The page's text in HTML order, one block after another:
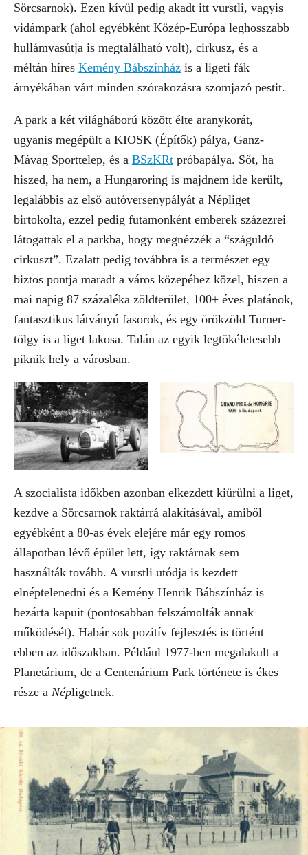
Sörcsarnok). Ezen kívül pedig akadt itt vurstli, vagyis
vidámpark (ahol egyébként Közép-Európa leghosszabb
hullámvasútja is megtalálható volt), cirkusz, és a
méltán híres Kemény Bábszínház is a ligeti fák
árnyékában várt minden szórakozásra szomjazó pestit.
A park a két világháború között élte aranykorát,
ugyanis megépült a KIOSK (Építők) pálya, Ganz-
Mávag Sporttelep, és a BSzKRt próbapálya. Sőt, ha
hiszed, ha nem, a Hungaroring is majdnem ide került,
legalábbis az első autóversenypályát a Népliget
birtokolta, ezzel pedig futamonként emberek százezrei
látogattak el a parkba, hogy megnézzék a “száguldó
cirkuszt”. Ezalatt pedig továbbra is a természet egy
biztos pontja maradt a város közepéhez közel, hiszen a
mai napig 87 százaléka zöldterület, 100+ éves platánok,
fantasztikus látványú fasorok, és egy örökzöld Turner-
tölgy is a liget lakosa. Talán az egyik legtökéletesebb
piknik hely a városban.
A szocialista időkben azonban elkezdett kiürülni a liget,
kezdve a Sörcsarnok raktárrá alakításával, amiből
egyébként a 80-as évek elejére már egy romos
állapotban lévő épület lett, így raktárnak sem
használták tovább. A vurstli utódja is kezdett
elnéptelenedni és a Kemény Henrik Bábszínház is
bezárta kapuit (pontosabban felszámolták annak
működését). Habár sok pozitív fejlesztés is történt
ebben az időszakban. Például 1977-ben megalakult a
Planetárium, de a Centenárium Park története is ékes
része a Népligetnek.